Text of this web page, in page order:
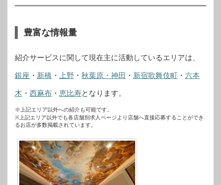
豊富な情報量
紹介サービスに関して現在主に活動しているエリアは、
銀座 ・ 新橋 ・ 上野 ・ 秋葉原・神田 ・ 新宿歌舞伎町 ・ 六本
木 ・ 西麻布 ・ 恵比寿となります。
※上記エリア以外への紹介も可能です。
※上記エリア以外でも各店舗別求人ページより店舗へ直接応募することができ
るお店が多数掲載されています。